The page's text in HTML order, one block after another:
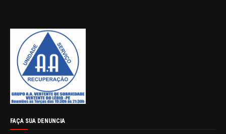
FAÇA SUA DENUNCIA